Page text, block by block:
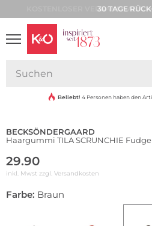
30 TAGE
Beliebt! 4 Personen haben den
BECKSÖNDERGAARD
Haargummi TILA SCRUNCHIE
29.90
inkl. Mwst zzgl. Versandkosten
Farbe: Braun